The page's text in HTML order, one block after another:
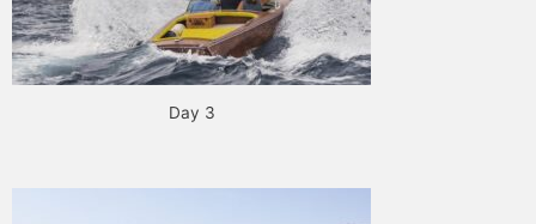
Day 3